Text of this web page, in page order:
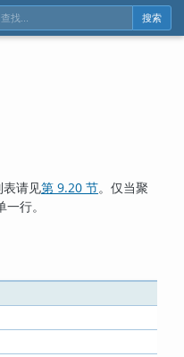
搜索
表请见第 9.20 节。仅当聚
行。